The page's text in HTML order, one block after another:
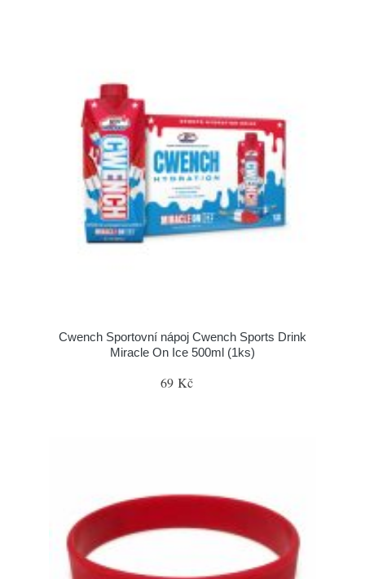
Cwench Sportovní nápoj Cwench Sports Drink
Miracle On Ice 500ml (1ks)
69 Kč